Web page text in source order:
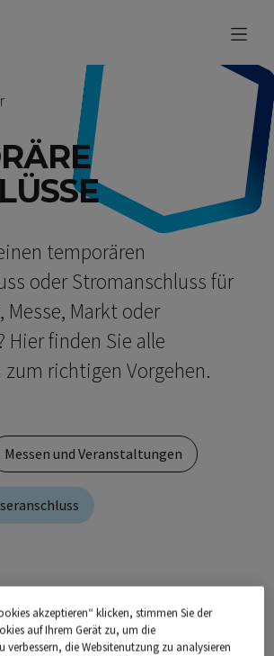
temporären
oder Stromanschluss für
Messe, Markt oder
Hier finden Sie alle
richtigen Vorgehen.
Messen und Veranstaltungen
ab Hydrant
akzeptieren“ klicken, stimmen Sie der
auf Ihrem Gerät zu, um die
verbessern, die Websitenutzung zu analysieren